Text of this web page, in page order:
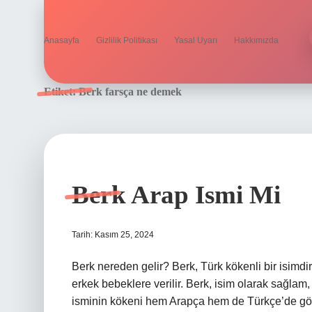
Anasayfa Gizlilik Politikası Yasal Uyarı Hakkımızda
Etiket:Berk farsça ne demek
Berk Arap Ismi Mi
Tarih: Kasım 25, 2024
Berk nereden gelir? Berk, Türk kökenli bir
erkek bebeklere verilir. Berk, isim olarak
isminin kökeni hem Arapça hem de Türkçe’de